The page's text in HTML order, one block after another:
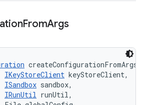
FromArgs
IKeyStoreClient keyStoreClient,
ISandbox sandbox,
IRunUtil runUtil,